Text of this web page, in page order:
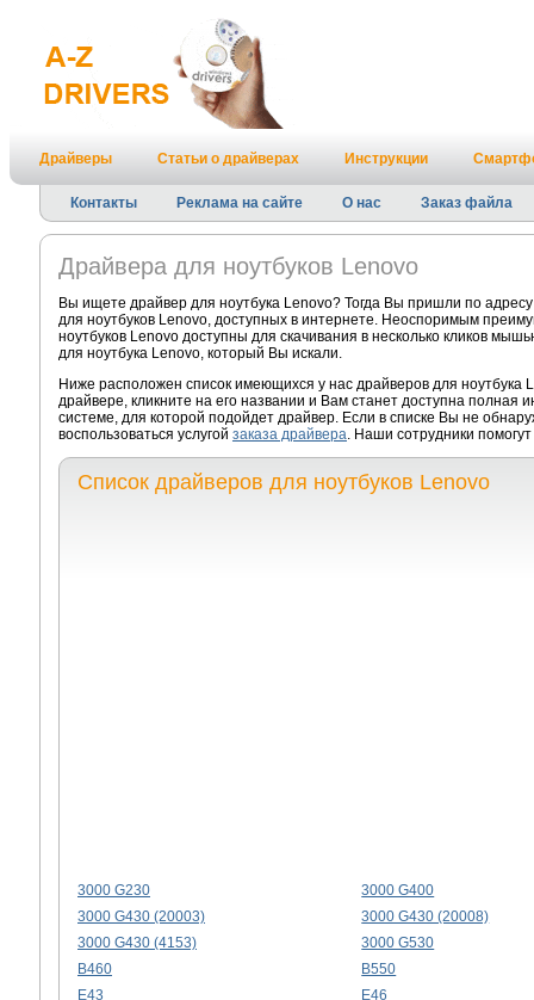
Драйверы Статьи о драйверах Инструкции
Контакты Реклама на сайте О нас Заказ файла
Драйвера для ноутбуков Lenovo
Вы ищете драйвер для ноутбука Lenovo? Тогда Вы пришли по
для ноутбуков Lenovo, доступных в интернете. Неоспоримым
ноутбуков Lenovo доступны для скачивания в несколько кликов
для ноутбука Lenovo, который Вы искали.
Ниже расположен список имеющихся у нас драйверов для
драйвере, кликните на его названии и Вам станет доступна
системе, для которой подойдет драйвер. Если в списке Вы не
воспользоваться услугой заказа драйвера. Наши сотрудники
Список драйверов для ноутбуков Lenovo
3000 G230
3000 G400
3000 G430 (20003)
3000 G430 (20008)
3000 G430 (4153)
3000 G530
B460
B550
E43
E46